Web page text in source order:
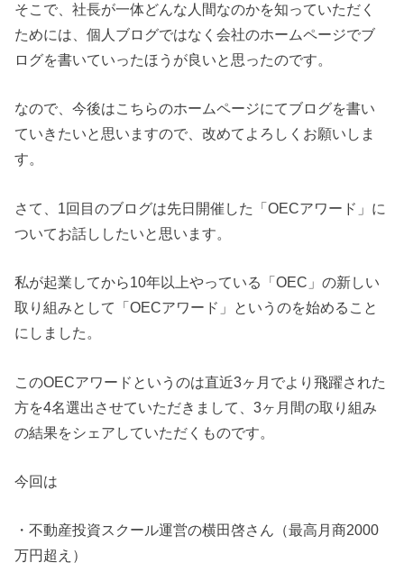
そこで、社長が一体どんな人間なのかを知っていただく
ためには、個人ブログではなく会社のホームページでブ
ログを書いていったほうが良いと思ったのです。
なので、今後はこちらのホームページにてブログを書い
ていきたいと思いますので、改めてよろしくお願いしま
す。
さて、1回目のブログは先日開催した「OECアワード」に
ついてお話ししたいと思います。
私が起業してから10年以上やっている「OEC」の新しい
取り組みとして「OECアワード」というのを始めること
にしました。
このOECアワードというのは直近3ヶ月でより飛躍された
方を4名選出させていただきまして、3ヶ月間の取り組み
の結果をシェアしていただくものです。
今回は
・不動産投資スクール運営の横田啓さん（最高月商2000
万円超え）